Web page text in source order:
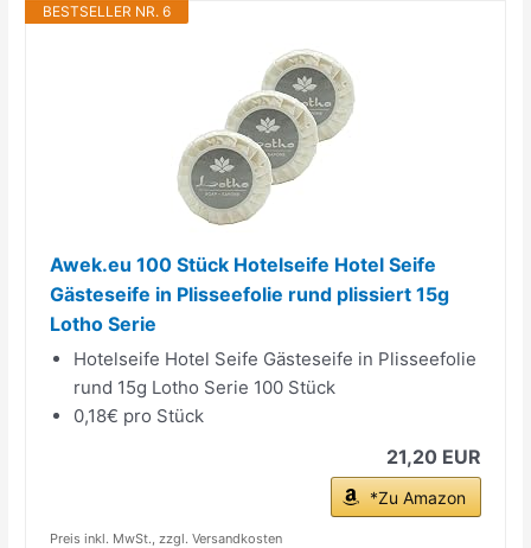
BESTSELLER NR. 6
Awek.eu 100 Stück Hotelseife Hotel Seife
Gästeseife in Plisseefolie rund plissiert 15g
Lotho Serie
Hotelseife Hotel Seife Gästeseife in Plisseefolie
rund 15g Lotho Serie 100 Stück
0,18€ pro Stück
21,20 EUR
*Zu Amazon
Preis inkl. MwSt., zzgl. Versandkosten